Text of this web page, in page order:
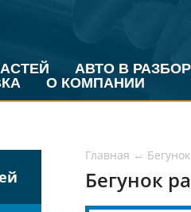
АВТО В РАЗБОР
О КОМПАНИИ
Главная ←
Бегунок